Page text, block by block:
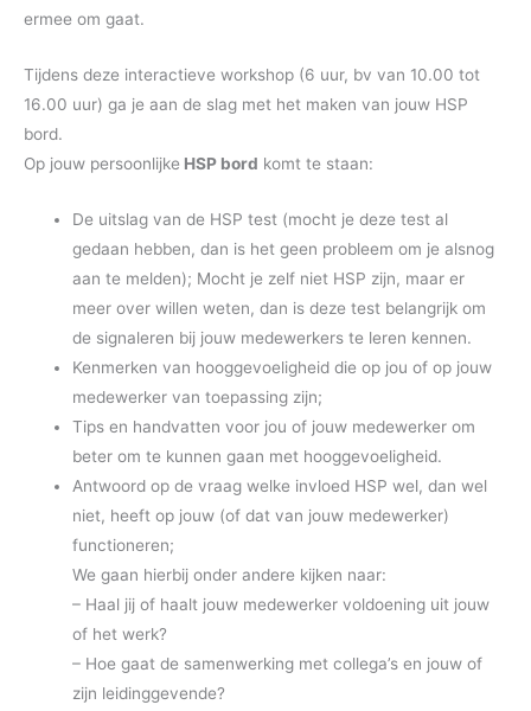
ermee om gaat.
Tijdens deze interactieve workshop (6 uur, bv van 10.00 tot
16.00 uur) ga je aan de slag met het maken van jouw HSP
bord.
Op jouw persoonlijke HSP bord komt te staan:
De uitslag van de HSP test (mocht je deze test al
gedaan hebben, dan is het geen probleem om je alsnog
aan te melden); Mocht je zelf niet HSP zijn, maar er
meer over willen weten, dan is deze test belangrijk om
de signaleren bij jouw medewerkers te leren kennen.
Kenmerken van hooggevoeligheid die op jou of op jouw
medewerker van toepassing zijn;
Tips en handvatten voor jou of jouw medewerker om
beter om te kunnen gaan met hooggevoeligheid.
Antwoord op de vraag welke invloed HSP wel, dan wel
niet, heeft op jouw (of dat van jouw medewerker)
functioneren;
We gaan hierbij onder andere kijken naar:
– Haal jij of haalt jouw medewerker voldoening uit jouw
of het werk?
– Hoe gaat de samenwerking met collega’s en jouw of
zijn leidinggevende?